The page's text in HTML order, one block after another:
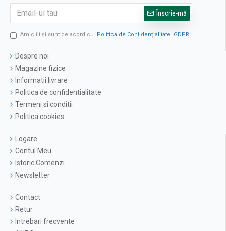
Înscrie-mă
Am citit şi sunt de acord cu Politica de Confidențialitate [GDPR]
Despre noi
Magazine fizice
Informatii livrare
Politica de confidentialitate
Termeni si conditii
Politica cookies
Logare
Contul Meu
Istoric Comenzi
Newsletter
Contact
Retur
Intrebari frecvente